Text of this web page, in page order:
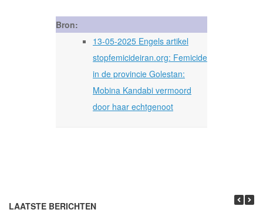
Bron:
13-05-2025 Engels artikel
stopfemicideiran.org: Femicide
in de provincie Golestan:
Mobina Kandabi vermoord
door haar echtgenoot
LAATSTE BERICHTEN